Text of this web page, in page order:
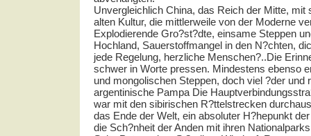
Unvergleichlich China, das Reich der Mitte, mit
alten Kultur, die mittlerweile von der Moderne
Explodierende Gro?st?dte, einsame Steppen
Hochland, Sauerstoffmangel in den N?chten,
jede Regelung, herzliche Menschen?..Die
schwer in Worte pressen. Mindestens ebenso
und mongolischen Steppen, doch viel ?der und
argentinische Pampa Die
war mit den sibirischen R?ttelstrecken
das Ende der Welt, ein absoluter H?hepunkt
die Sch?nheit der Anden mit ihren